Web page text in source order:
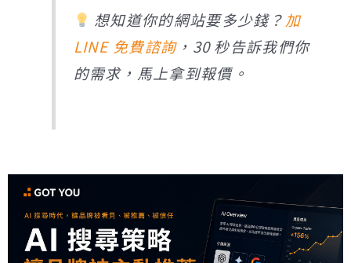
想知道你的網站要多少錢？ 加
LINE 免費諮詢，30 秒告訴我們你
的需求，馬上拿到報價。